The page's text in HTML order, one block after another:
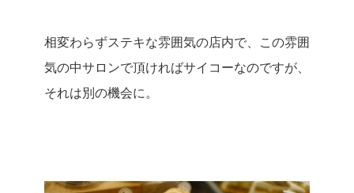
相変わらずステキな雰囲気の店内で、この雰囲
気の中サロンで頂ければサイコーなのですが、
それは別の機会に。